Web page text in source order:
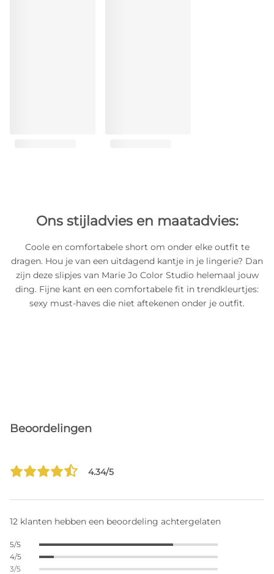
Ons stijladvies en maatadvies:
Coole en comfortabele short om onder elke outfit te
dragen. Hou je van een uitdagend kantje in je lingerie? Dan
zijn deze slipjes van Marie Jo Color Studio helemaal jouw
ding. Fijne kant en een comfortabele fit in trendkleurtjes:
sexy must-haves die niet aftekenen onder je outfit.
Beoordelingen
4.34/5
12 klanten hebben een beoordeling achtergelaten
5/5
4/5
3/5